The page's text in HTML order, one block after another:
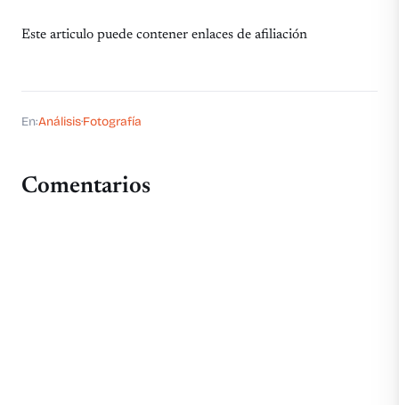
Este articulo puede contener enlaces de afiliación
En:Análisis·Fotografía
Comentarios